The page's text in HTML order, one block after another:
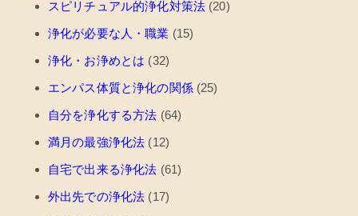
スピリチュアル的浄化対策法(20)
浄化が必要な人・職業 (15)
浄化・お浄めとは (32)
エンパス体質と浄化の関係(25)
自分を浄化する方法 (64)
満月の最強浄化法 (12)
自宅で出来る浄化法 (61)
外出先での浄化法 (17)